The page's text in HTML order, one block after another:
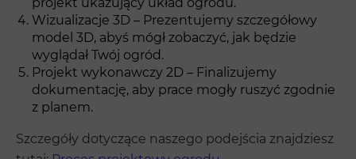
Wizualizacje 3D – Prezentujemy szczegółowy
model 3D, abyś mógł zobaczyć, jak będzie
wyglądał Twój ogród.
Projekt wykonawczy 2D – Finalizujemy
dokumentację, aby prace mogły ruszyć zgodnie
z planem.
Szczegóły dotyczące naszego podejścia znajdziesz